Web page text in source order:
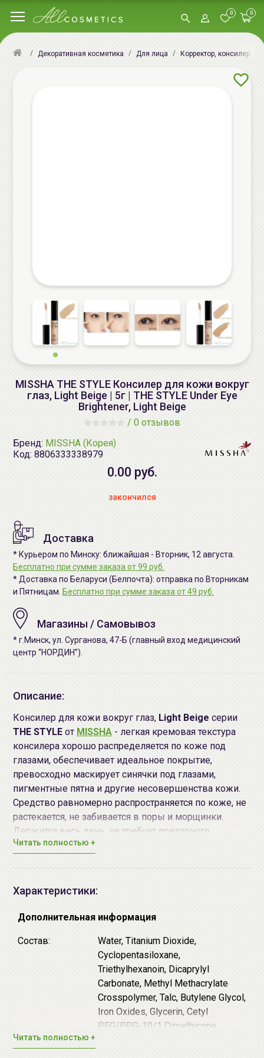
0 0
Декоративная косметика Для лица Корректор, консилер
MISSHA THE STYLE Консилер для кожи вокруг
глаз, Light Beige | 5г | THE STYLE Under Eye
Brightener, Light Beige
/ 0 отзывов
Бренд: MISSHA (Корея)
Код: 8806333338979
0.00 руб.
закончился
Доставка
* Курьером по Минску: ближайшая - Вторник, 12 августа.
Бесплатно при сумме заказа от 99 руб.
* Доставка по Беларуси (Белпочта): отправка по Вторникам
и Пятницам. Бесплатно при сумме заказа от 49 руб.
Магазины / Самовывоз
* г.Минск, ул. Сурганова, 47-Б (главный вход медицинский
центр “НОРДИН”).
Описание:
Консилер для кожи вокруг глаз, Light Beige серии
THE STYLE от MISSHA - легкая кремовая текстура
консилера хорошо распределяется по коже под
глазами, обеспечивает идеальное покрытие,
превосходно маскирует синячки под глазами,
пигментные пятна и другие несовершенства кожи.
Средство равномерно распространяется по коже, не
растекается, не забивается в поры и морщинки.
Держится весь день, не требует повторного
нанесения.
Brightener:
# Natural Beige
Способ применения:После использования
илиББ крема, нанесите консилер
на зону под глазами или другие области, требующие
корректировки. Равномерно распределите с
помощью кончика пальца.
Наибольшего эффекта можно добиться используя
Читать полностью +
Характеристики:
Дополнительная информация
Состав:
Water, Titanium Dioxide,
Cyclopentasiloxane,
Triethylhexanoin, Dicaprylyl
Carbonate, Methyl Methacrylate
Crosspolymer, Talc, Butylene Glycol,
Iron Oxides, Glycerin, Cetyl
PEG/PPG-10/1 Dimethicone,
Читать полностью +